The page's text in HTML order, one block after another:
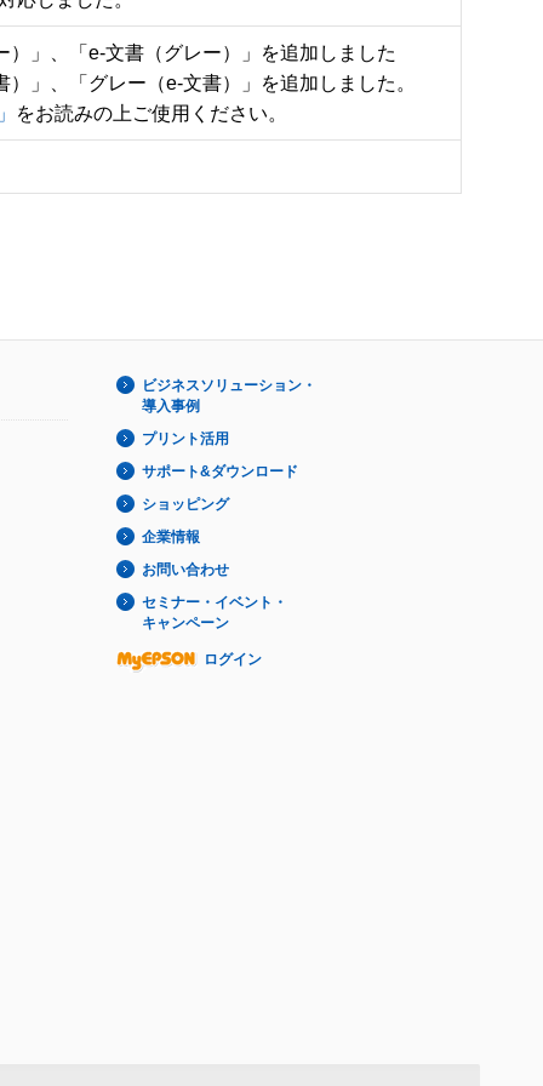
」、「e-文書（グレー）」を追加しました
」、「グレー（e-文書）」を追加しました。
をお読みの上ご使用ください。
ビジネスソリューション・
導入事例
プリント活用
サポート&ダウンロード
ショッピング
企業情報
お問い合わせ
セミナー・イベント・
キャンペーン
ログイン